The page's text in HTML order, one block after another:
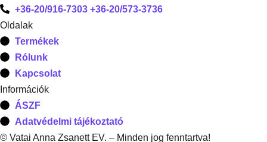
+36-20/916-7303 +36-20/573-3736
Oldalak
Termékek
Rólunk
Kapcsolat
Információk
ÁSZF
Adatvédelmi tájékoztató
© Vatai Anna Zsanett EV. – Minden jog fenntartva!